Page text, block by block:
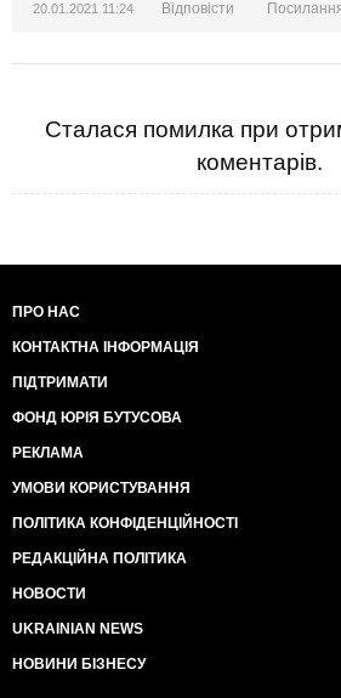
20.01.2021 11:24 Відповісти
Сталася помилка при
коментарів.
ПРО НАС
КОНТАКТНА ІНФОРМАЦІЯ
ПІДТРИМАТИ
ФОНД ЮРІЯ БУТУСОВА
РЕКЛАМА
УМОВИ КОРИСТУВАННЯ
ПОЛІТИКА КОНФІДЕНЦІЙНОСТІ
РЕДАКЦІЙНА ПОЛІТИКА
НОВОСТИ
UKRAINIAN NEWS
НОВИНИ БІЗНЕСУ